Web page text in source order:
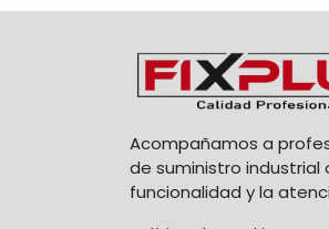
Acompañamos a
de suministro industrial
funcionalidad y la